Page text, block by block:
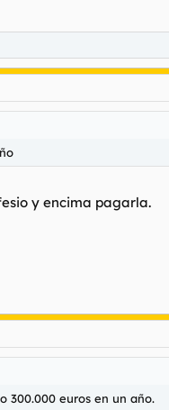
y encima pagarla.
300.000 euros en un año.